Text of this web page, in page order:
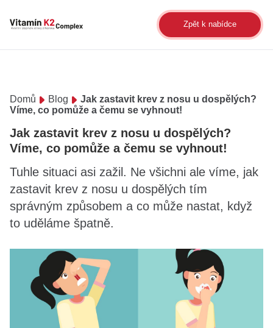
Zpět k nabídce
Domů Blog
Jak zastavit krev z nosu u dospělých?
Víme, co pomůže a čemu se vyhnout!
Jak zastavit krev z nosu u dospělých?
Víme, co pomůže a čemu se vyhnout!
Tuhle situaci asi zažil. Ne všichni ale víme, jak
zastavit krev z nosu u dospělých tím
správným způsobem a co může nastat, když
to uděláme špatně.